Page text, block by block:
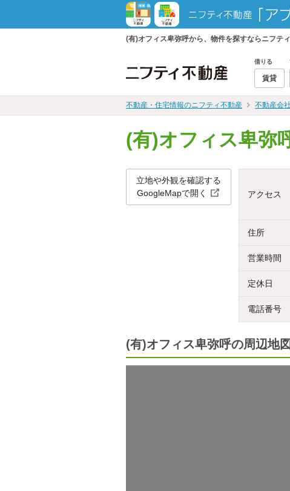
(有)オフィス卑弥呼から、物件を探すならニフテ
借りる
賃貸
不動産・住宅情報のニフティ不動産 不動産会社
(有)オフィス卑弥
立地や外観を確認する
GoogleMapで開く
アクセス
住所
営業時間
定休日
電話番号
(有)オフィス卑弥呼の周辺地図